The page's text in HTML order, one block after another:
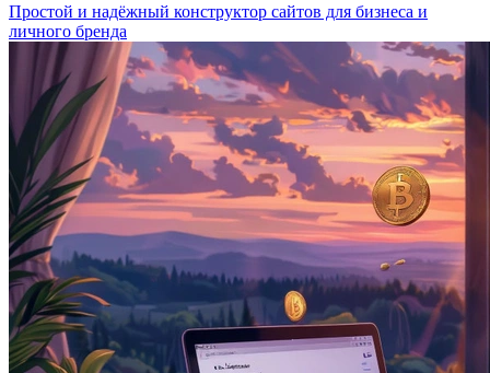
Простой и надёжный конструктор сайтов для бизнеса и
личного бренда